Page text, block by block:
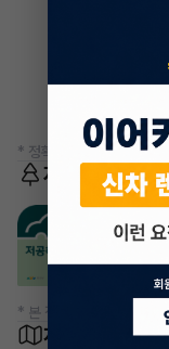
* 정확한 정보는 판매자
저공해차량 정
공항주차장
50% 할
* 본 정보는 지자체마다
차량 위치